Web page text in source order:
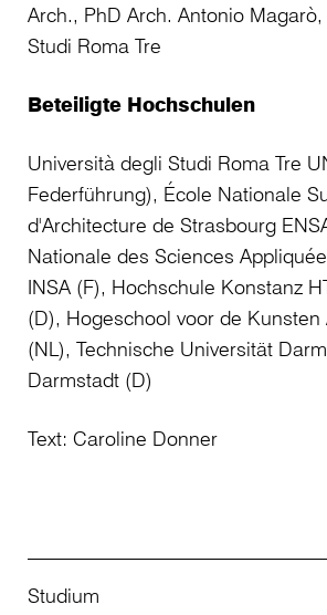
Arch., PhD Arch. Antonio
Studi Roma Tre
Beteiligte Hochschulen
Università degli Studi Roma Tre
Federführung), École Nationale
d'Architecture de Strasbourg
Nationale des Sciences
INSA (F), Hochschule Konstanz
(D), Hogeschool voor de Kunsten
(NL), Technische Universität
Darmstadt (D)
Text: Caroline Donner
Studium